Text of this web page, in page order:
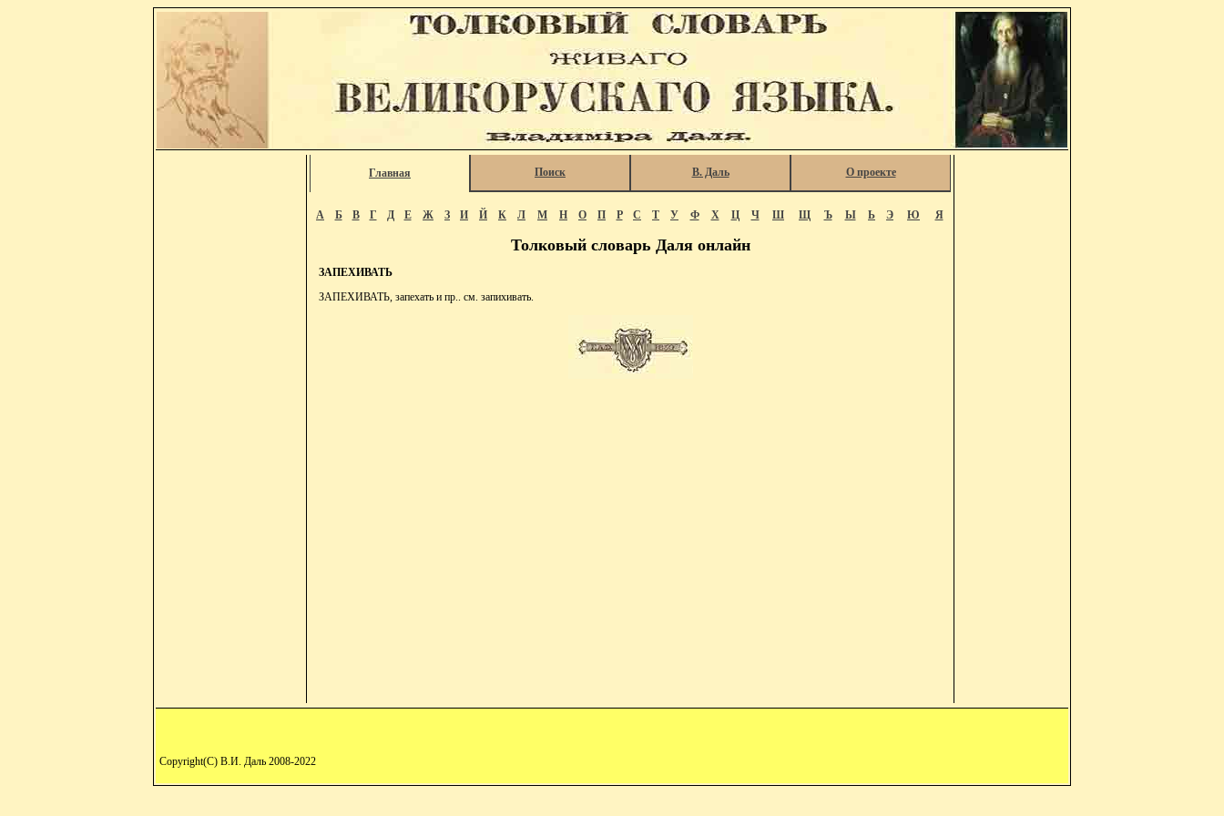
Главная Поиск В. Даль О проекте
А Б В Г Д Е Ж З И Й К Л М Н О П Р С Т У Ф Х Ц Ч Ш Щ Ъ Ы Ь Э Ю Я
Толковый словарь Даля онлайн
ЗАПЕХИВАТЬ
ЗАПЕХИВАТЬ, запехать и пр.. см. запихивать.
Copyright(C) В.И. Даль 2008-2022